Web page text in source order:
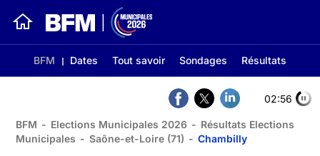
BFM Dates Tout savoir Sondages Résultats
02:56
BFM - Elections Municipales 2026 - Résultats Elections
Municipales - Saône-et-Loire (71) - Chambilly